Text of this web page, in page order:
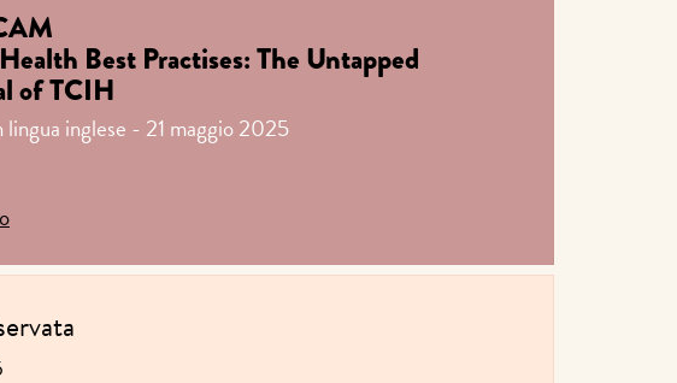
Best Practises: The Untapped
of TCIH
lingua inglese - 21 maggio 2025